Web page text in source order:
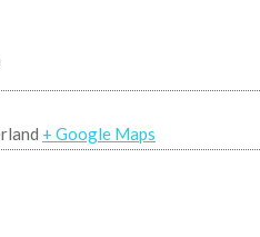
+ Google Maps